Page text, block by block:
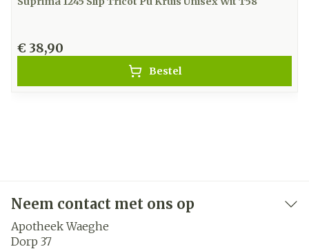
€ 38,90
Bestel
Neem contact met ons op
Apotheek Waeghe
Dorp 37